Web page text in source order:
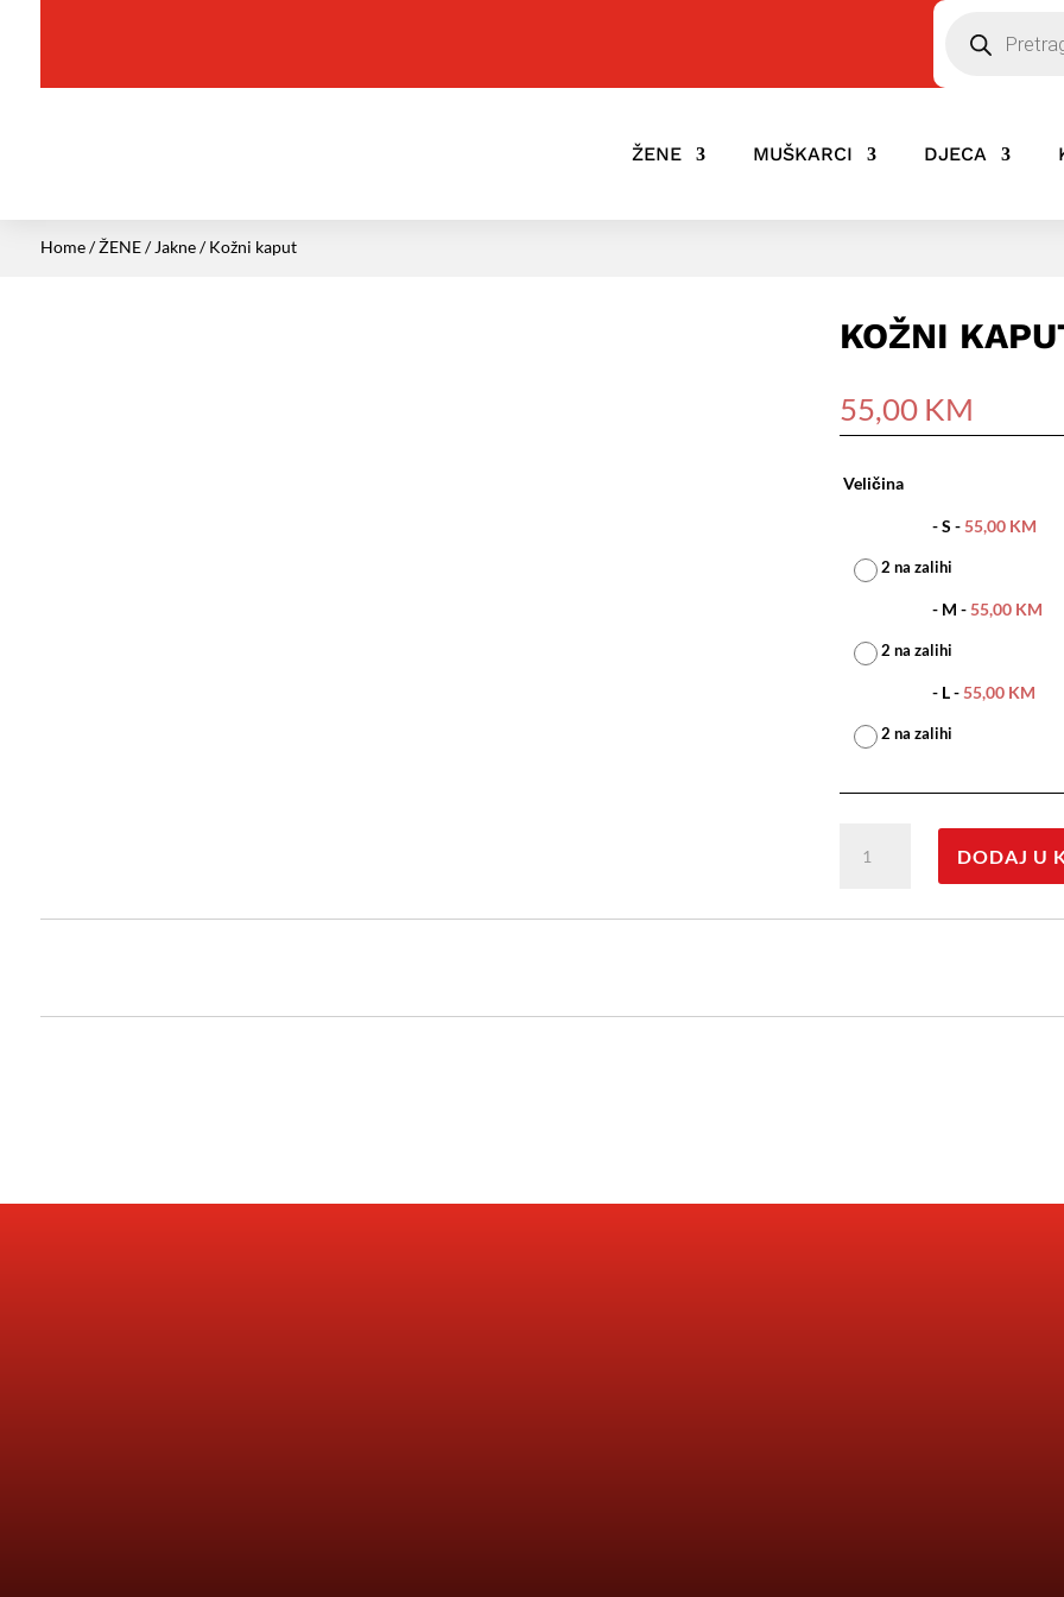
ŽENE MUŠKARCI DJECA
Home/ŽENE/ Jakne/ Kožni kaput
KOŽNI
55,00 KM
Veličina
-S -55,00 KM
2 na zalihi
- M -55,00 KM
2 na zalihi
- L-55,00 KM
2 na zalihi
kaput
DODAJ U